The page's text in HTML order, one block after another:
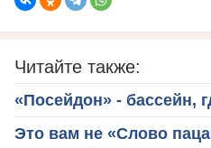
Читайте также:
«Посейдон» - бассейн,
Это вам не «Слово